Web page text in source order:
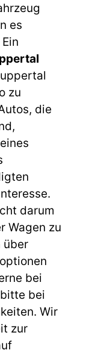
es
zu
die
darum
Wagen zu
über
bei
bei
Wir
zur